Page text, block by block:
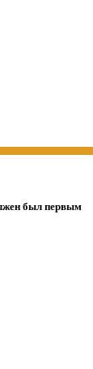
был первым